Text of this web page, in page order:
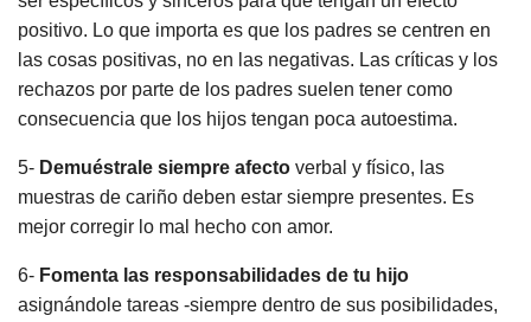
positivo. Lo que importa es que los padres se centren en
las cosas positivas, no en las negativas. Las críticas y los
rechazos por parte de los padres suelen tener como
consecuencia que los hijos tengan poca autoestima.
5- Demuéstrale siempre afecto verbal y físico, las
muestras de cariño deben estar siempre presentes. Es
mejor corregir lo mal hecho con amor.
6- Fomenta las responsabilidades de tu hijo
asignándole tareas -siempre dentro de sus posibilidades,